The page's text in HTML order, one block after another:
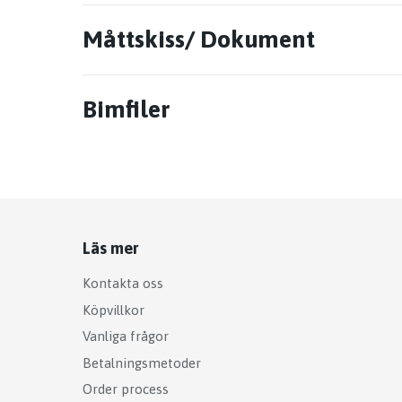
Måttskiss/ Dokument
Bimfiler
Läs mer
Kontakta oss
Köpvillkor
Vanliga frågor
Betalningsmetoder
Order process